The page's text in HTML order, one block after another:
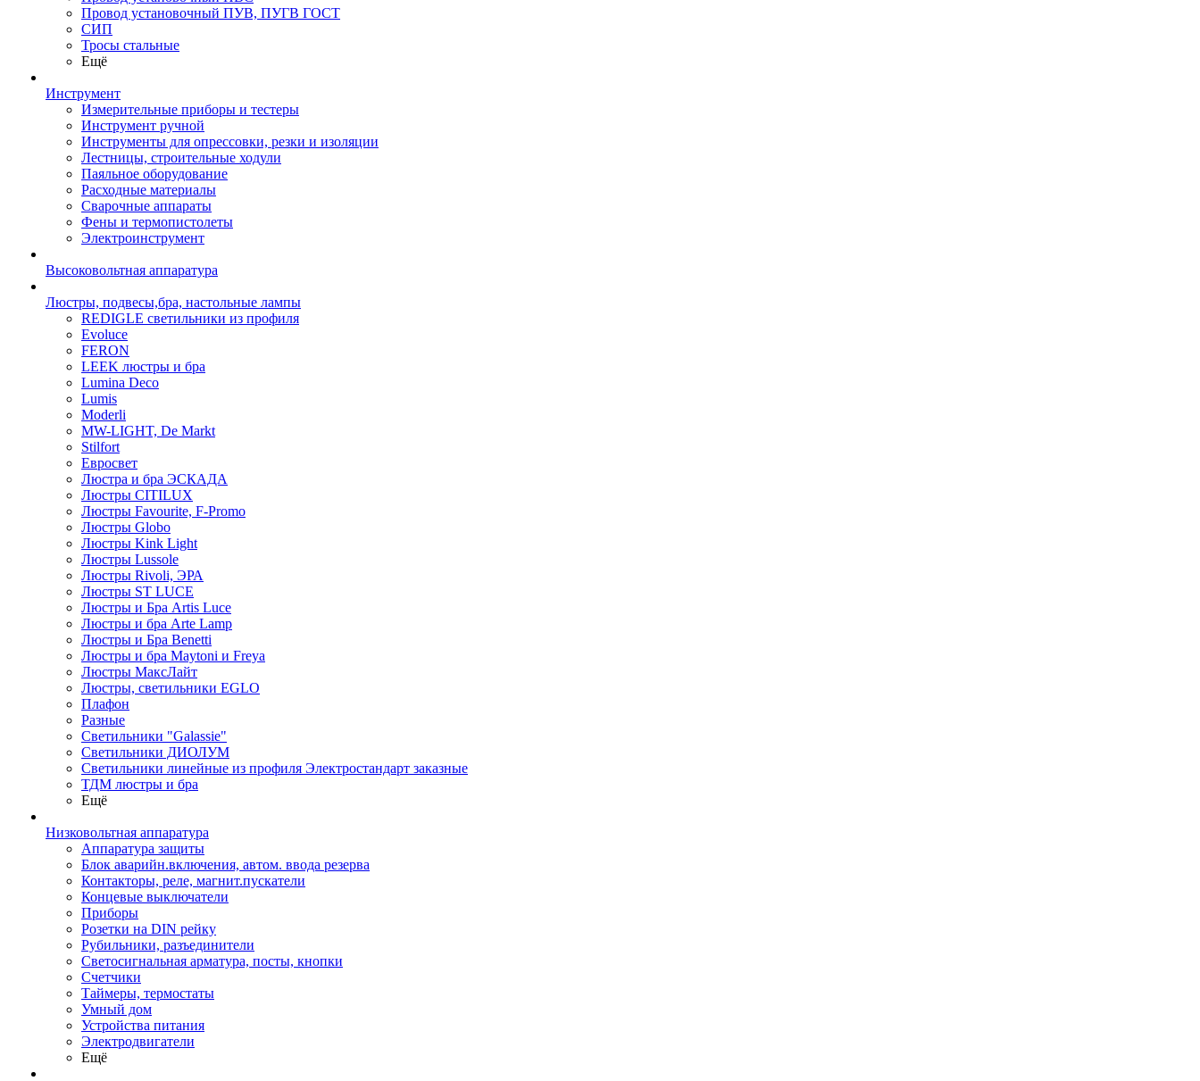
Провод установочный ПУВ, ПУГВ ГОСТ
СИП
Тросы стальные
Ещё
Инструмент
Измерительные приборы и тестеры
Инструмент ручной
Инструменты для опрессовки, резки и изоляции
Лестницы, строительные ходули
Паяльное оборудование
Расходные материалы
Сварочные аппараты
Фены и термопистолеты
Электроинструмент
Высоковольтная аппаратура
Люстры, подвесы,бра, настольные лампы
REDIGLE светильники из профиля
Evoluce
FERON
LEEK люстры и бра
Lumina Deco
Lumis
Moderli
MW-LIGHT, De Markt
Stilfort
Евросвет
Люстра и бра ЭСКАДА
Люстры CITILUX
Люстры Favourite, F-Promo
Люстры Globo
Люстры Kink Light
Люстры Lussole
Люстры Rivoli, ЭРА
Люстры ST LUCE
Люстры и Бра Artis Luce
Люстры и бра Arte Lamp
Люстры и Бра Benetti
Люстры и бра Maytoni и Freya
Люстры МаксЛайт
Люстры, светильники EGLO
Плафон
Разные
Светильники "Galassie"
Светильники ДИОЛУМ
Светильники линейные из профиля Электростандарт заказные
ТДМ люстры и бра
Ещё
Низковольтная аппаратура
Аппаратура защиты
Блок аварийн.включения, автом. ввода резерва
Контакторы, реле, магнит.пускатели
Концевые выключатели
Приборы
Розетки на DIN рейку
Рубильники, разъединители
Светосигнальная арматура, посты, кнопки
Счетчики
Таймеры, термостаты
Умный дом
Устройства питания
Электродвигатели
Ещё